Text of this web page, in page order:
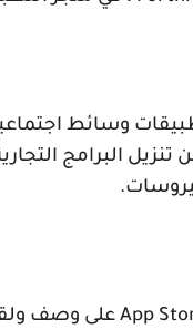
وسائط
البرامج
App على وصف